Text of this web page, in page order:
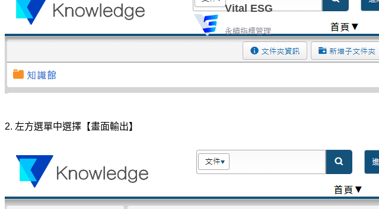
Vital ESG
永續指標管理
2. 左方選單中選擇【畫面輸出】